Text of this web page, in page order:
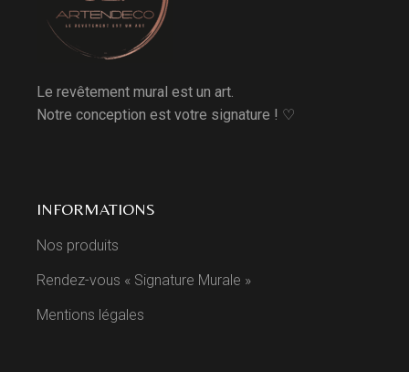
Le revêtement mural est un art.
Notre conception est votre signature ! ♡
INFORMATIONS
Nos produits
Rendez-vous « Signature Murale »
Mentions légales